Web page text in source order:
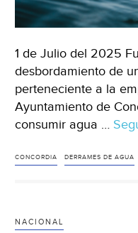
1 de Julio del 2025
desbordamiento de
perteneciente a la
Ayuntamiento de
consumir agua …
CONCORDIA DERRAMES DE AGUA
NACIONAL